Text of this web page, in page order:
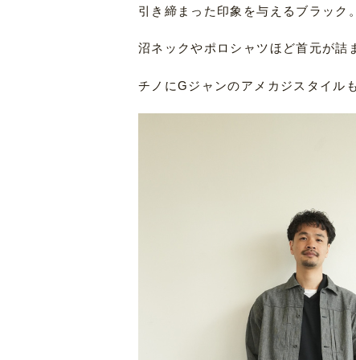
引き締まった印象を与えるブラック。
沼ネックやポロシャツほど首元が詰
チノにGジャンのアメカジスタイル